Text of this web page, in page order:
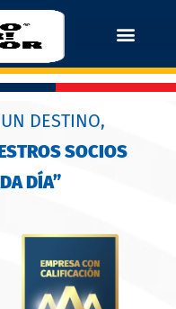
DESTINO,
SOCIOS
DÍA”